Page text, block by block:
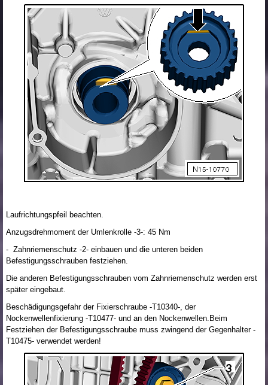
Laufrichtungspfeil beachten.
Anzugsdrehmoment der Umlenkrolle -3-: 45 Nm
- Zahnriemenschutz -2- einbauen und die unteren beiden
Befestigungsschrauben festziehen.
Die anderen Befestigungsschrauben vom Zahnriemenschutz werden erst
später eingebaut.
Beschädigungsgefahr der Fixierschraube -T10340-, der
Nockenwellenfixierung -T10477- und an den Nockenwellen.Beim
Festziehen der Befestigungsschraube muss zwingend der Gegenhalter -
T10475- verwendet werden!